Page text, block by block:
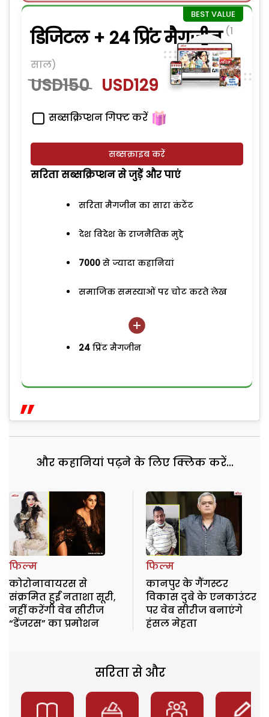
डिजिटल + 24 प्रिंट मैगजीन (1
साल)
USD150 USD129
सब्सक्रिप्शन गिफ्ट करें
सब्सक्राइब करें
सरिता सब्सक्रिप्शन से जुड़ेें और पाएं
सरिता मैगजीन का सारा कंटेंट
देश विदेश के राजनैतिक मुद्दे
7000से ज्यादा कहानियां
समाजिक समस्याओं पर चोट करते लेख
24प्रिंट मैगजीन
और कहानियां पढ़ने के लिए क्लिक करें...
फिल्म
कोरोनावायरस से
संक्रमित हुईं नताशा सूरी,
नहीं करेंगी वेब सीरीज
“डेंजरस” का प्रमोशन
फिल्म
कानपुर के गैंगस्टर
विकास दुबे के एनकाउंटर
पर वेब सीरीज बनाएंगे
हंसल मेहता
सरिता से और